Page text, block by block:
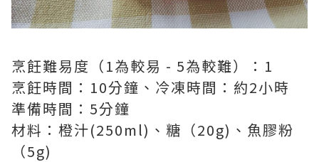
烹飪難易度（1為較易 - 5為較難）：1
烹飪時間：10分鐘、冷凍時間：約2小時
準備時間：5分鐘
材料：橙汁(250ml)、糖（20g)、魚膠粉
（5g)